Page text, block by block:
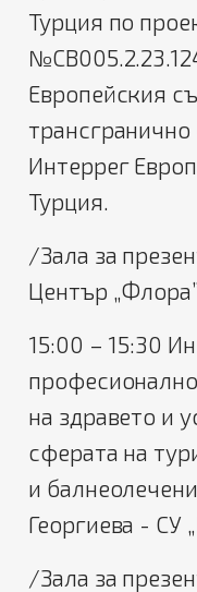
Турция по
Европейския
Интеррег
Турция.
/Зала за
Център
15:00 – 15:30
на здравето и
сферата на
и
Георгиева - СУ
/Зала за